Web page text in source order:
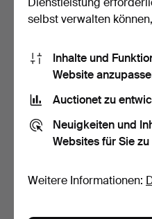
SCHREIBTISCHSTUHL,
Metalluntergestell, Fac…
Beendet 13. Jul 2026
1 Gebot
selbst verwalten
Inhalte und
Website
Auctionet zu
Neuigkeiten und
Websites für Sie
Weitere Informationen: